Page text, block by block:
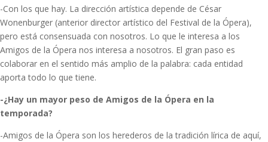
-Con los que hay. La dirección artística depende de César
Wonenburger (anterior director artístico del Festival de la Ópera),
pero está consensuada con nosotros. Lo que le interesa a los
Amigos de la Ópera nos interesa a nosotros. El gran paso es
colaborar en el sentido más amplio de la palabra: cada entidad
aporta todo lo que tiene.
-¿Hay un mayor peso de Amigos de la Ópera en la
temporada?
-Amigos de la Ópera son los herederos de la tradición lírica de aquí,